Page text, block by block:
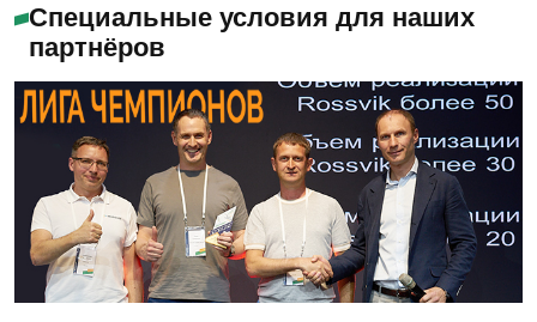
Специальные условия для наших
партнёров